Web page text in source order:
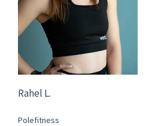
Rahel L.
Polefitness